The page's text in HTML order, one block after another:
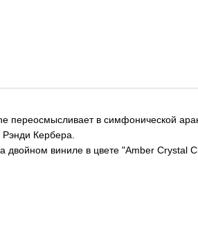
переосмысливает в симфонической
Кербера.
двойном виниле в цвете "Amber Crystal